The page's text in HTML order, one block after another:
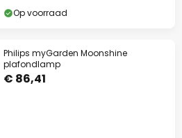
Op voorraad
Philips myGarden Moonshine
plafondlamp
€ 86,41